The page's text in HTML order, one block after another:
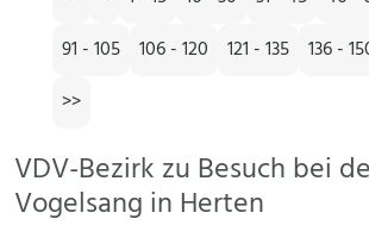
91 - 105
106 - 120 121 - 135 136 -
>>
VDV-Bezirk zu Besuch bei
Vogelsang in Herten